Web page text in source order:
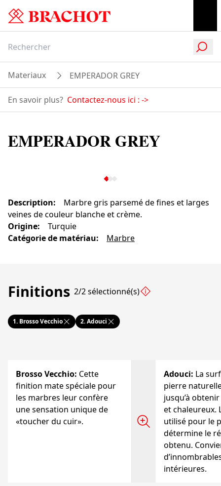
Materiaux EMPERADOR GREY
En savoir plus? Contactez-nous ici : ->
EMPERADOR GREY
Description:
Marbre gris parsemé de fines et larges
veines de couleur blanche et crème.
Origine:
Turquie
Catégorie de matériau: Marbre
Finitions 2/2 sélectionné(s)
1. Brosso Vecchio 2.Adouci
Brosso Vecchio: Cette
finition mate spéciale pour
les marbres leur confère
une sensation unique de
«toucher du cuir».
Adouci: La
pierre
jusqu’à
et chaleureux.
utilisé pour le
détermine le
obtenu.
intérieures.